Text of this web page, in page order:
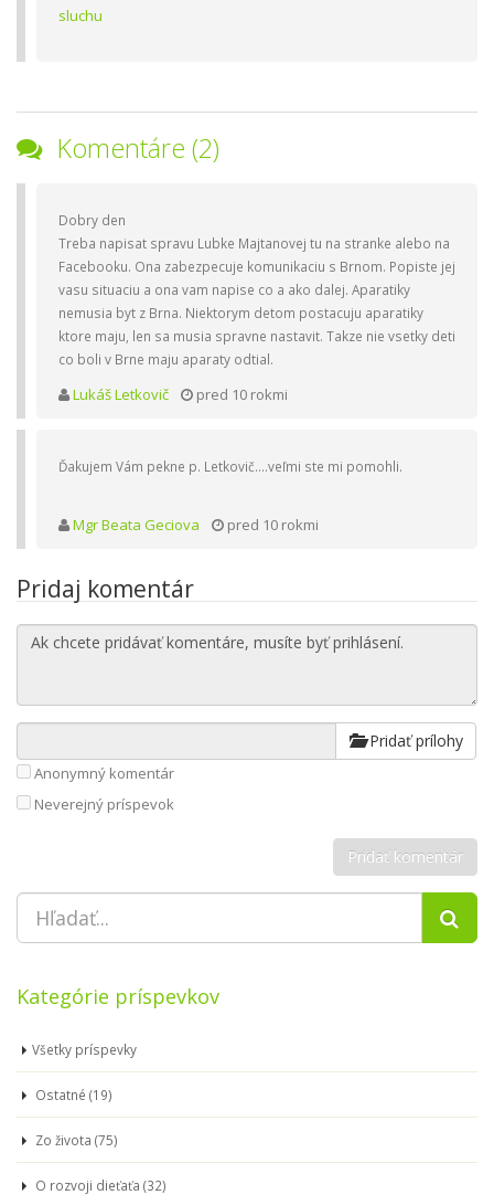
sluchu
Komentáre (2)
Dobry den
Treba napisat spravu Lubke Majtanovej tu na stranke alebo na
Facebooku. Ona zabezpecuje komunikaciu s Brnom. Popiste jej
vasu situaciu a ona vam napise co a ako dalej. Aparatiky
nemusia byt z Brna. Niektorym detom postacuju aparatiky
ktore maju, len sa musia spravne nastavit. Takze nie vsetky deti
co boli v Brne maju aparaty odtial.
Lukáš Letkovič pred 10 rokmi
Ďakujem Vám pekne p. Letkovič....veľmi ste mi pomohli.
Mgr Beata Geciova pred 10 rokmi
Pridaj komentár
Pridať prílohy
Anonymný komentár
Neverejný príspevok
Kategórie príspevkov
Všetky príspevky
Ostatné (19)
Zo života (75)
O rozvoji dieťaťa (32)